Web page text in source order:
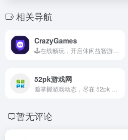
相关导航
CrazyGames
52pk游戏网
暂无评论